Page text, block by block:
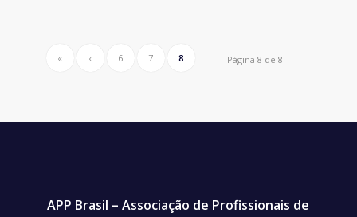
Página 8 de 8
« ‹ 6 7 8
APP Brasil – Associação de Profissionais de